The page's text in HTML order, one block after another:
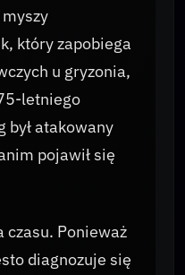
który zapobiega
u gryzonia,
letniego
był atakowany
pojawił się
Ponieważ
diagnozuje się